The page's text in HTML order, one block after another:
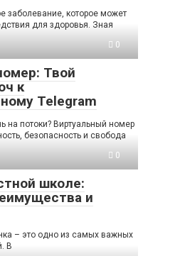
заболевание, которое может
для здоровья. Зная
0
Твой
к
Telegram
на потоки? Виртуальный номер
безопасность и свобода
0
школе:
и
– это одно из самых важных
В